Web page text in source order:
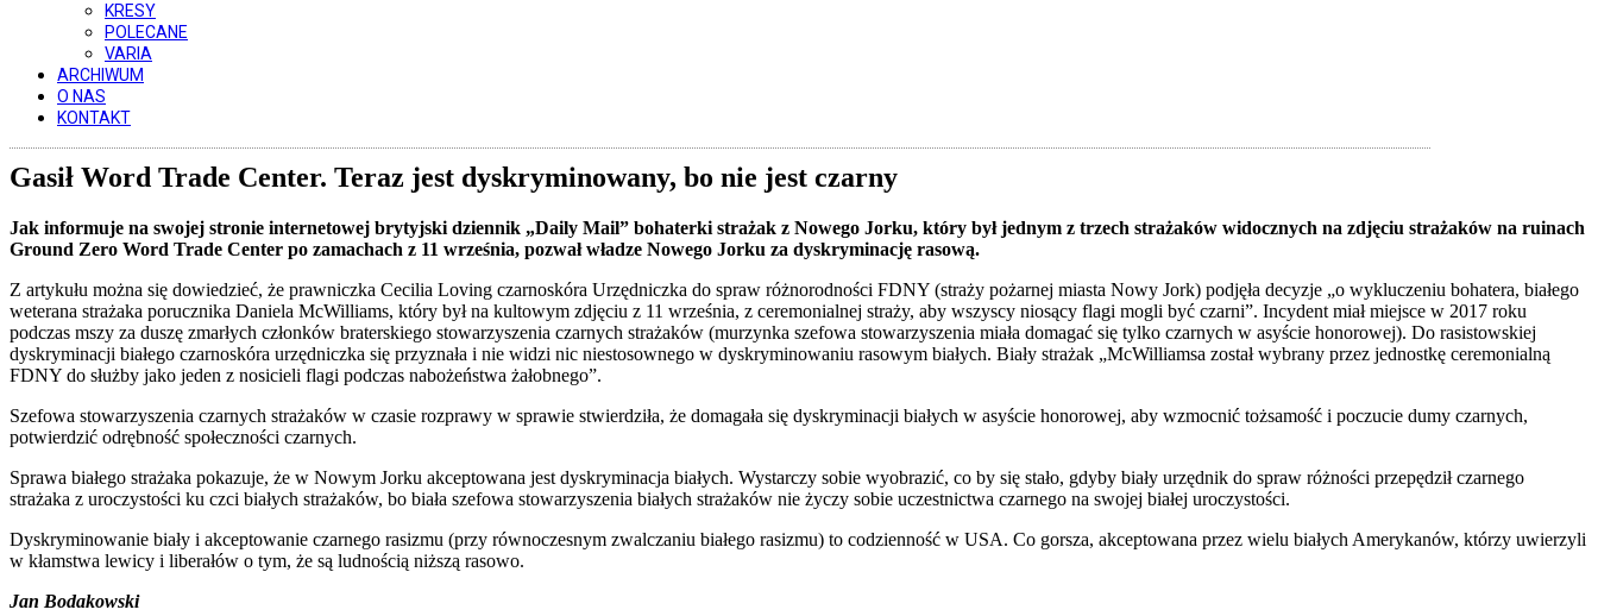
KRESY
POLECANE
VARIA
ARCHIWUM
O NAS
KONTAKT
Gasił Word Trade Center. Teraz jest dyskryminowany, bo nie jest czarny
Jak informuje na swojej stronie internetowej brytyjski dziennik „Daily Mail” bohaterki strażak z Nowego Jorku, który był jednym z trzech strażaków widocznych na zdjęciu strażaków na ruinach
Ground Zero Word Trade Center po zamachach z 11 września, pozwał władze Nowego Jorku za dyskryminację rasową.
Z artykułu można się dowiedzieć, że prawniczka Cecilia Loving czarnoskóra Urzędniczka do spraw różnorodności FDNY (straży pożarnej miasta Nowy Jork) podjęła decyzje „o wykluczeniu bohatera, białego
weterana strażaka porucznika Daniela McWilliams, który był na kultowym zdjęciu z 11 września, z ceremonialnej straży, aby wszyscy niosący flagi mogli być czarni”. Incydent miał miejsce w 2017 roku
podczas mszy za duszę zmarłych członków braterskiego stowarzyszenia czarnych strażaków (murzynka szefowa stowarzyszenia miała domagać się tylko czarnych w asyście honorowej). Do rasistowskiej
dyskryminacji białego czarnoskóra urzędniczka się przyznała i nie widzi nic niestosownego w dyskryminowaniu rasowym białych. Biały strażak „McWilliamsa został wybrany przez jednostkę ceremonialną
FDNY do służby jako jeden z nosicieli flagi podczas nabożeństwa żałobnego”.
Szefowa stowarzyszenia czarnych strażaków w czasie rozprawy w sprawie stwierdziła, że domagała się dyskryminacji białych w asyście honorowej, aby wzmocnić tożsamość i poczucie dumy czarnych,
potwierdzić odrębność społeczności czarnych.
Sprawa białego strażaka pokazuje, że w Nowym Jorku akceptowana jest dyskryminacja białych. Wystarczy sobie wyobrazić, co by się stało, gdyby biały urzędnik do spraw różności przepędził czarnego
strażaka z uroczystości ku czci białych strażaków, bo biała szefowa stowarzyszenia białych strażaków nie życzy sobie uczestnictwa czarnego na swojej białej uroczystości.
Dyskryminowanie biały i akceptowanie czarnego rasizmu (przy równoczesnym zwalczaniu białego rasizmu) to codzienność w USA. Co gorsza, akceptowana przez wielu białych Amerykanów, którzy uwierzyli
w kłamstwa lewicy i liberałów o tym, że są ludnością niższą rasowo.
Jan Bodakowski